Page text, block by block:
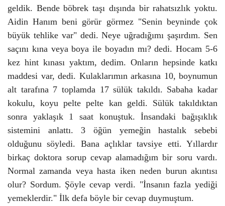
geldik. Bende böbrek taşı dışında bir rahatsızlık yoktu.
Aidin Hanım beni görür görmez "Senin beynindeçok
büyük tehlike var" dedi. Neye uğradığımı şaşırdım. Sen
saçını kına veya boya ile boyadın mı? dedi. Hocam 5-6
kez hint kınası yaktım, dedim. Onların hepsinde katkı
maddesi var, dedi. Kulaklarımın arkasına 10, boynumun
alt tarafına 7 toplamda 17 sülük takıldı. Sabaha kadar
kokulu, koyu pelte pelte kan geldi. Sülük takıldıktan
sonra yaklaşık 1 saat konuştuk. İnsandaki bağışıklık
sistemini anlattı. 3 öğün yemeğin hastalık sebebi
olduğunu söyledi. Bana açlıklar tavsiye etti. Yıllardır
birkaç doktora sorup cevap alamadığım bir soru vardı.
Normal zamanda veya hasta iken neden burun akıntısı
olur? Sordum. Şöyle cevap verdi. "İnsanın fazla yediği
yemeklerdir." İlk defa böyle bir cevap duymuştum.